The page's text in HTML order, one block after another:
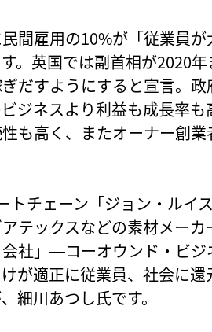
間雇用の10%が「従業員
。英国では副首相が2020
だすようにすると宣言。
ジネスより利益も成長率
も高く、またオーナー創
トチェーン「ジョン・ルイ
アテックスなどの素材メー
社」―コーオウンド・ビ
が適正に従業員、社会に
細川あつし氏です。